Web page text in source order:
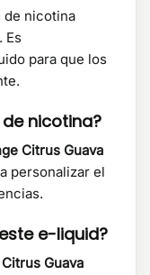
de nicotina
Es
para que los
nicotina?
Citrus Guava
personalizar el
e-liquid?
Guava